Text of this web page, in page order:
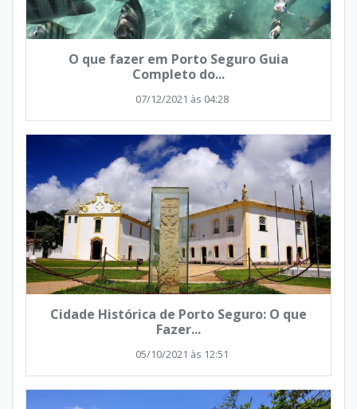
O que fazer em Porto Seguro Guia
Completo do...
07/12/2021 às 04:28
Cidade Histórica de Porto Seguro: O que
Fazer...
05/10/2021 às 12:51